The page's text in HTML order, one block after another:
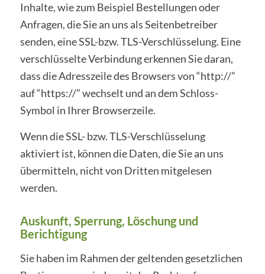
Inhalte, wie zum Beispiel Bestellungen oder
Anfragen, die Sie an uns als Seitenbetreiber
senden, eine SSL-bzw. TLS-Verschlüsselung. Eine
verschlüsselte Verbindung erkennen Sie daran,
dass die Adresszeile des Browsers von “http://”
auf “https://” wechselt und an dem Schloss-
Symbol in Ihrer Browserzeile.
Wenn die SSL- bzw. TLS-Verschlüsselung
aktiviert ist, können die Daten, die Sie an uns
übermitteln, nicht von Dritten mitgelesen
werden.
Auskunft, Sperrung, Löschung und
Berichtigung
Sie haben im Rahmen der geltenden gesetzlichen